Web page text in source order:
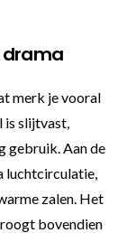
drama
merk je vooral
is slijtvast,
gebruik. Aan de
luchtcirculatie,
zalen. Het
bovendien